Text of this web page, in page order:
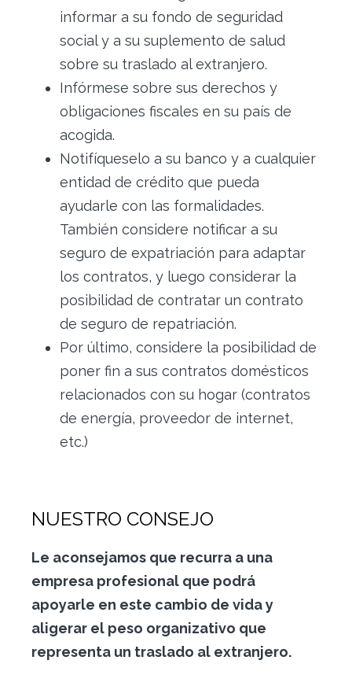
informar a su fondo de seguridad
social y a su suplemento de salud
sobre su traslado al extranjero.
Infórmese sobre sus derechos y
obligaciones fiscales en su país de
acogida.
Notifíqueselo a su banco y a cualquier
entidad de crédito que pueda
ayudarle con las formalidades.
También considere notificar a su
seguro de expatriación para adaptar
los contratos, y luego considerar la
posibilidad de contratar un contrato
de seguro de repatriación.
Por último, considere la posibilidad de
poner fin a sus contratos domésticos
relacionados con su hogar (contratos
de energía, proveedor de internet,
etc.)
NUESTRO CONSEJO
Le aconsejamos que recurra a una
empresa profesional que podrá
apoyarle en este cambio de vida y
aligerar el peso organizativo que
representa un traslado al extranjero.